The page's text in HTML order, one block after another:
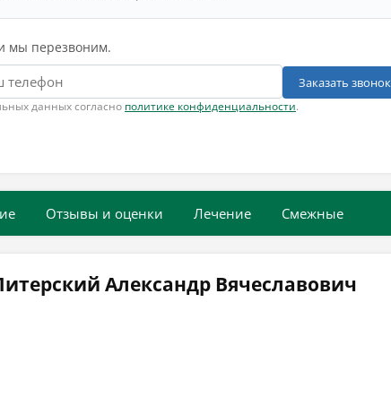
мы перезвоним.
Заказать звонок
данных согласно политике конфиденциальности.
Отзывы и оценки Лечение Смежные
Александр Вячеславович